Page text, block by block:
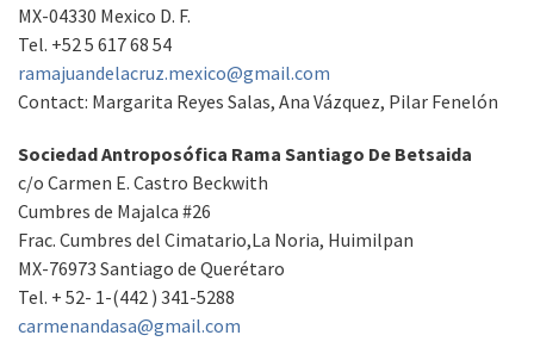
MX-04330 Mexico D. F.
Tel. +52 5 617 68 54
ramajuandelacruz.mexico@gmail.com
Contact: Margarita Reyes Salas, Ana Vázquez, Pilar Fenelón
Sociedad Antroposófica Rama Santiago De Betsaida
c/o Carmen E. Castro Beckwith
Cumbres de Majalca #26
Frac. Cumbres del Cimatario,La Noria, Huimilpan
MX-76973 Santiago de Querétaro
Tel. + 52- 1-(442 ) 341-5288
carmenandasa@gmail.com